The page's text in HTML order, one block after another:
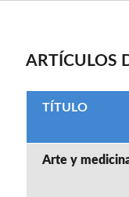
ARTÍCULOS
TÍTULO
Arte y